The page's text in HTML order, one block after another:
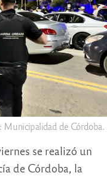
Municipalidad de Córdoba.
se realizó un
de Córdoba, la